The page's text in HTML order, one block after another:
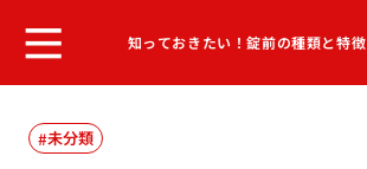
知っておきたい！錠前の種類と特徴
未分類